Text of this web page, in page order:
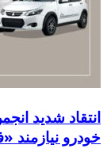
شدید
نیازمند